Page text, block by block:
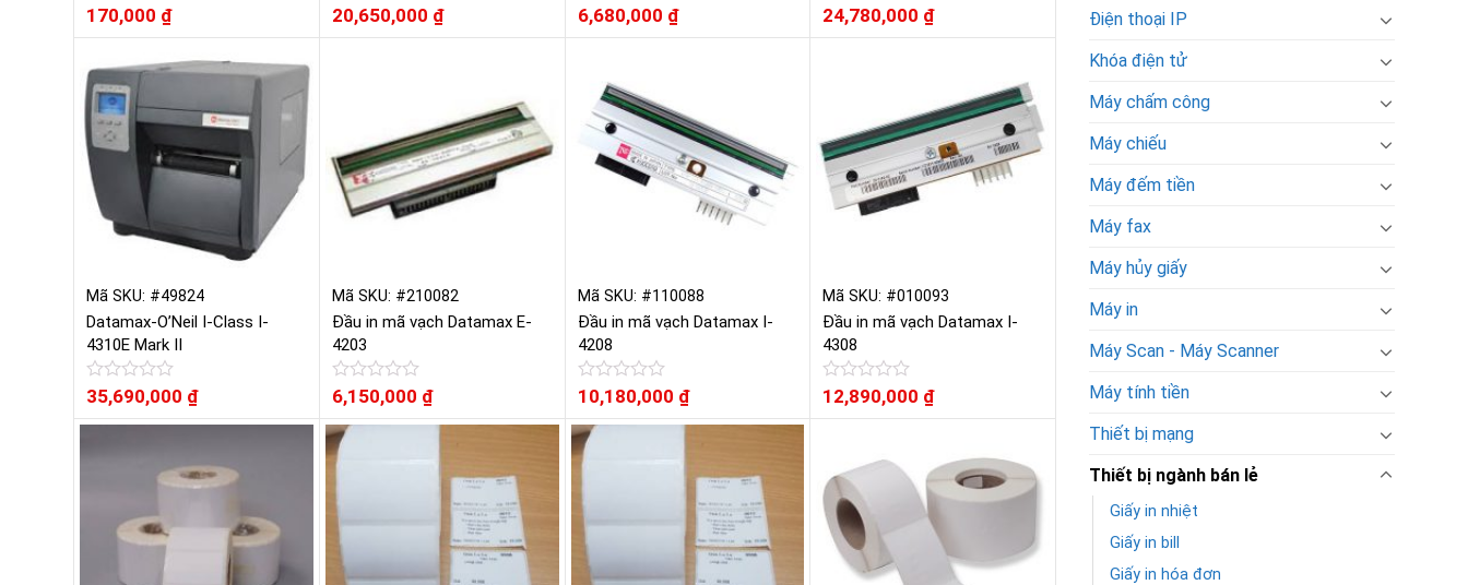
Được
0
5
sao
170,000 ₫
Được
xếp
20,650,000 ₫
Được
xếp
sao
6,680,000 ₫
Được
xếp
24,780,000 ₫
Mã SKU: #49824
Datamax-O’Neil I-Class I-
4310E Mark II
Được
xếp
hạng
35,690,000 ₫
Mã SKU: #210082
Đầu in mã vạch Datamax E-
4203
Được
xếp
hạng
0
5
6,150,000 ₫
Mã SKU: #110088
Đầu in mã vạch Datamax I-
4208
Được
xếp
hạng
0
5
10,180,000 ₫
Mã SKU: #010093
Đầu in mã vạch Datamax I-
4308
Được
xếp
sao
12,890,000 ₫
Điện thoại IP
Khóa điện tử
Máy chấm công
Máy chiếu
Máy đếm tiền
Máy fax
Máy hủy giấy
Máy in
Máy Scan - Máy Scanner
Máy tính tiền
Thiết bị mạng
Thiết bị ngành bán lẻ
Giấy in nhiệt
Giấy in bill
Giấy in hóa đơn